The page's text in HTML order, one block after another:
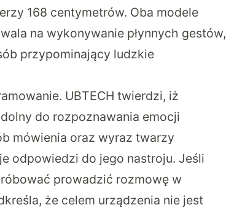
168 centymetrów. Oba modele
na wykonywanie płynnych gestów,
przypominający ludzkie
UBTECH twierdzi, iż
do rozpoznawania emocji
mówienia oraz wyraz twarzy
odpowiedzi do jego nastroju. Jeśli
prowadzić rozmowę w
że celem urządzenia nie jest